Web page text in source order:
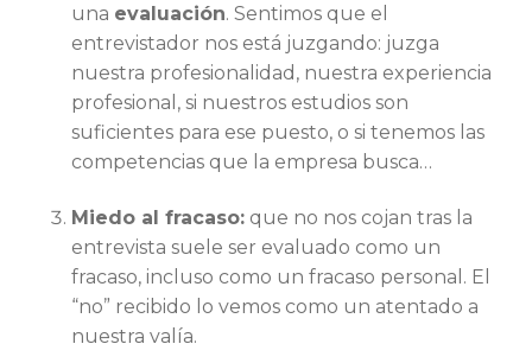
una evaluación. Sentimos que el
entrevistador nos está juzgando: juzga
nuestra profesionalidad, nuestra experiencia
profesional, si nuestros estudios son
suficientes para ese puesto, o si tenemos las
competencias que la empresa busca…
Miedo al fracaso: que no nos cojan tras la
entrevista suele ser evaluado como un
fracaso, incluso como un fracaso personal. El
“no” recibido lo vemos como un atentado a
nuestra valía.